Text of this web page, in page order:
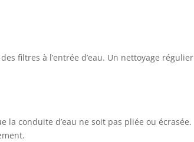
filtres à l’entrée d’eau. Un nettoyage régulier
la conduite d’eau ne soit pas pliée ou écrasée.